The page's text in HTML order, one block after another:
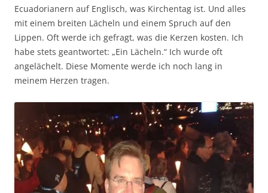
Ecuadorianern auf Englisch, was Kirchentag ist. Und alles
mit einem breiten Lächeln und einem Spruch auf den
Lippen. Oft werde ich gefragt, was die Kerzen kosten. Ich
habe stets geantwortet: „Ein Lächeln.“ Ich wurde oft
angelächelt. Diese Momente werde ich noch lang in
meinem Herzen tragen.